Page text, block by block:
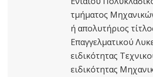
τμήματος
ή απολυτήριος
Επαγγελματικού
ειδικότητας
ειδικότητας